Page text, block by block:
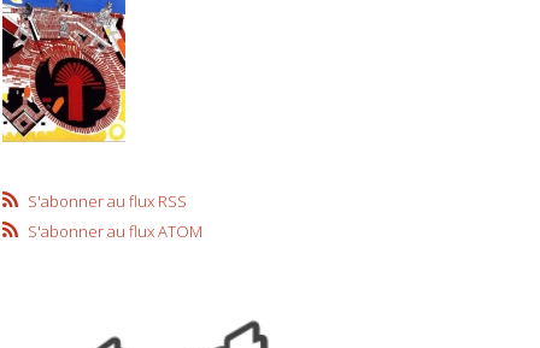
S'abonner au flux RSS
S'abonner au flux ATOM